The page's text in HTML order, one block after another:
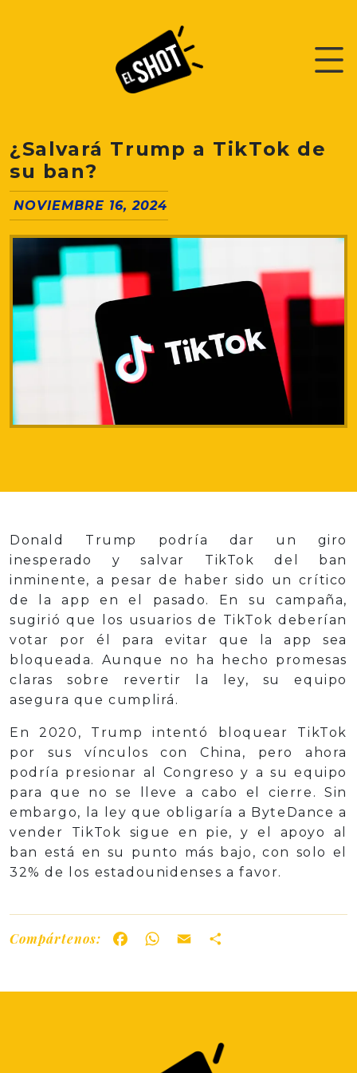
¿Salvará Trump a TikTok de
su ban?
NOVIEMBRE 16, 2024
Donald Trump podría dar un giro
inesperado y salvar TikTok del ban
inminente, a pesar de haber sido un crítico
de la app en el pasado. En su campaña,
sugirió que los usuarios de TikTok deberían
votar por él para evitar que la app sea
bloqueada. Aunque no ha hecho promesas
claras sobre revertir la ley, su equipo
asegura que cumplirá.
En 2020, Trump intentó bloquear TikTok
por sus vínculos con China, pero ahora
podría presionar al Congreso y a su equipo
para que no se lleve a cabo el cierre. Sin
embargo, la ley que obligaría a ByteDance a
vender TikTok sigue en pie, y el apoyo al
ban está en su punto más bajo, con solo el
32% de los estadounidenses a favor.
Compártenos: FacebookWhatsApp
Email